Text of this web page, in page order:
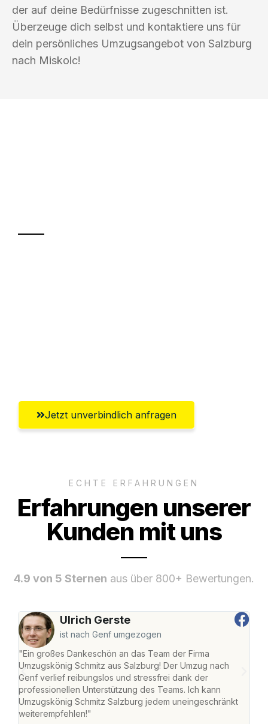
der auf deine Bedürfnisse zugeschnitten ist.
Überzeuge dich selbst und kontaktiere uns für
dein persönliches Umzugsangebot von Salzburg
nach Miskolc!
Jetzt unverbindlich anfragen
ECHTE ERFAHRUNGEN
Erfahrungen unserer
Kunden mit uns
4.9 von 5 Sternen aus über 800+ Bewertungen.
Ulrich Gerste
ist nach Genf umgezogen
"Ein großes Dankeschön an das Team der Firma
Umzugskönig Schmitz aus Salzburg! Der Umzug nach
Genf verlief reibungslos und stressfrei dank der
professionellen Unterstützung des Teams. Ich kann
Umzugskönig Schmitz Salzburg jedem uneingeschränkt
weiterempfehlen!"